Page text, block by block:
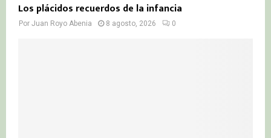
Los plácidos recuerdos de la infancia
Por Juan Royo Abenia 8 agosto, 2026 0